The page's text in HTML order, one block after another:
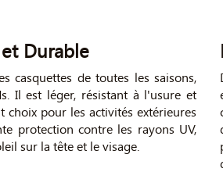
Durable
casquettes de toutes les saisons,
Il est léger, résistant à l'usure et
choix pour les activités extérieures
protection contre les rayons UV,
sur la tête et le visage.